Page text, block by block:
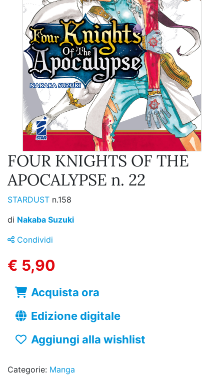
FOUR KNIGHTS OF THE
APOCALYPSE n. 22
STARDUST n.158
di Nakaba Suzuki
Condividi
€ 5,90
Acquista ora
Edizione digitale
Aggiungi alla wishlist
Categorie: Manga